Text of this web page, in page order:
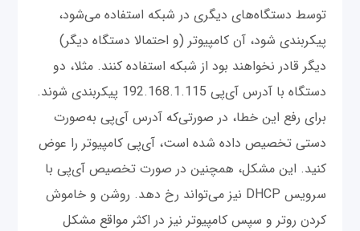
توسط دستگاه‌های دیگری در شبکه استفاده می‌شود،
پیکربندی شود، آن کامپیوتر (و احتمالا دستگاه دیگر)
دیگر قادر نخواهند بود از شبکه استفاده کنند. مثلا، دو
دستگاه با آدرس آی‌پی 192.168.1.115 پیکربندی شوند.
برای رفع این خطا، در صورتی‌که آدرس آی‌پی به‌صورت
دستی تخصیص داده شده است، آی‌پی کامپیوتر را عوض
کنید. این مشکل، همچنین در صورت تخصیص آی‌پی با
سرویس DHCP نیز می‌تواند رخ دهد. روشن و خاموش
کردن روتر و سپس کامپیوتر نیز در اکثر مواقع مشکل